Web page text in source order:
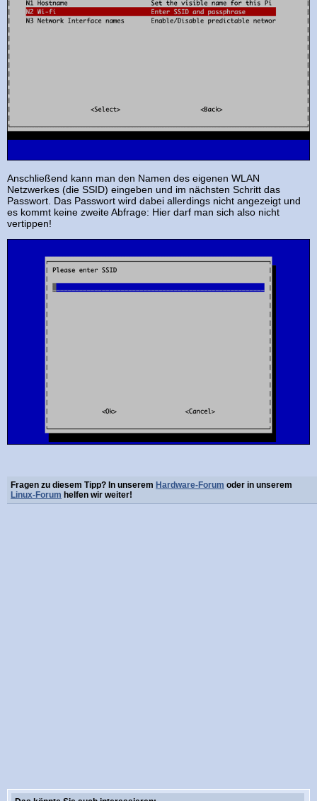
Anschließend kann man den Namen des eigenen WLAN
Netzwerkes (die SSID) eingeben und im nächsten Schritt das
Passwort. Das Passwort wird dabei allerdings nicht angezeigt und
es kommt keine zweite Abfrage: Hier darf man sich also nicht
vertippen!
Fragen zu diesem Tipp? In unserem Hardware-Forum oder in unserem
Linux-Forum helfen wir weiter!